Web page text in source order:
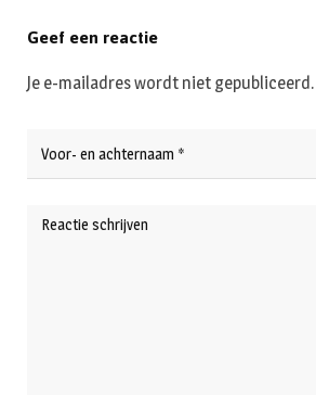
Geef een reactie
Je e-mailadres wordt niet gepubliceerd.